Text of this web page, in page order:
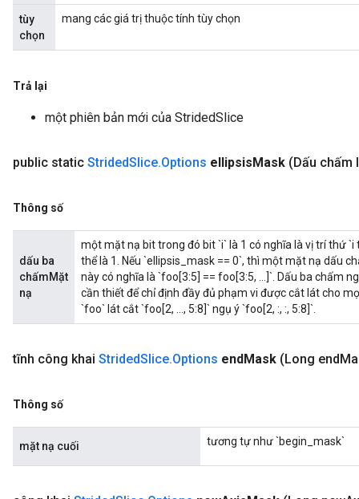
tùy
chọn
mang các giá trị thuộc tính tùy chọn
Trả lại
một phiên bản mới của StridedSlice
public static StridedSlice.Options ellipsisMask (Dấu chấm
Thông số
dấu ba
chấmMặt
nạ
một mặt nạ bit trong đó bit `i` là 1 có nghĩa là vị trí thứ
thể là 1. Nếu `ellipsis_mask == 0`, thì một mặt nạ dấu
này có nghĩa là `foo[3:5] == foo[3:5, ...]`. Dấu ba chấm
cần thiết để chỉ định đầy đủ phạm vi được cắt lát cho
`foo` lát cắt `foo[2, ..., 5:8]` ngụ ý `foo[2, :, :, 5:8]`.
tĩnh công khai StridedSlice.Options endMask (Long end
Thông số
mặt nạ cuối tương tự như `begin_mask`